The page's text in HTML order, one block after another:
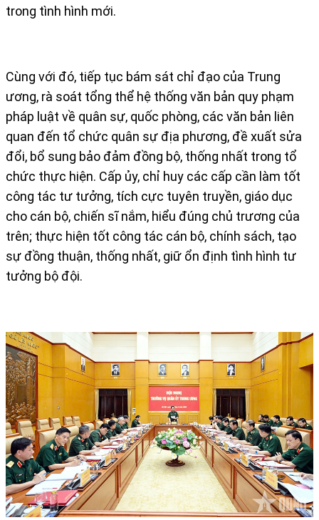
trong tình hình mới.
Cùng với đó, tiếp tục bám sát chỉ đạo của Trung
ương, rà soát tổng thể hệ thống văn bản quy phạm
pháp luật về quân sự, quốc phòng, các văn bản liên
quan đến tổ chức quân sự địa phương, đề xuất sửa
đổi, bổ sung bảo đảm đồng bộ, thống nhất trong tổ
chức thực hiện. Cấp ủy, chỉ huy các cấp cần làm tốt
công tác tư tưởng, tích cực tuyên truyền, giáo dục
cho cán bộ, chiến sĩ nắm, hiểu đúng chủ trương của
trên; thực hiện tốt công tác cán bộ, chính sách, tạo
sự đồng thuận, thống nhất, giữ ổn định tình hình tư
tưởng bộ đội.